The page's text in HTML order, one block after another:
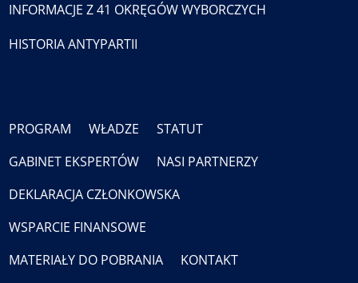
INFORMACJE Z 41 OKRĘGÓW WYBORCZYCH
HISTORIA ANTYPARTII
PROGRAM WŁADZE
STATUT
GABINET EKSPERTÓW
NASI PARTNERZY
DEKLARACJA CZŁONKOWSKA
WSPARCIE FINANSOWE
MATERIAŁY DO POBRANIA
KONTAKT